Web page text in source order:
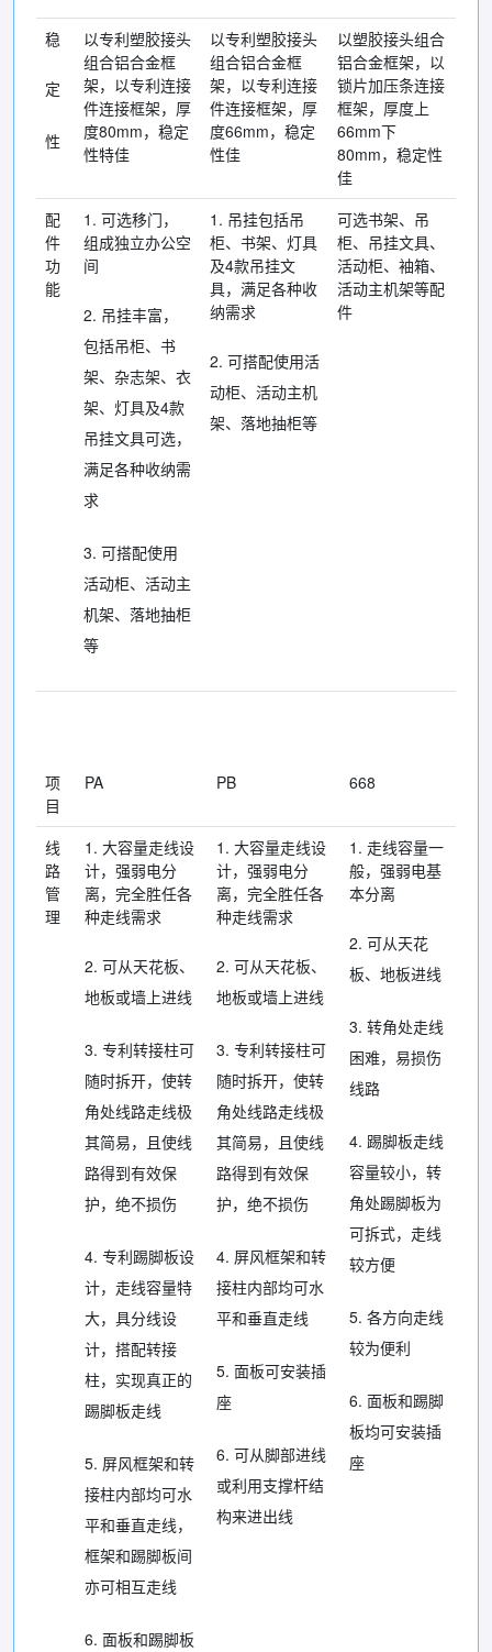
稳
定
性
以专利塑胶接头
组合铝合金框
架，以专利连接
件连接框架，厚
度80mm，稳定
性特佳
以专利塑胶接头
组合铝合金框
架，以专利连接
件连接框架，厚
度66mm，稳定
性佳
以塑胶接头组合
铝合金框架，以
锁片加压条连接
框架，厚度上
66mm下
80mm，稳定性
佳
配
件
功
能
1. 可选移门，
组成独立办公空
间
2. 吊挂丰富，
包括吊柜、书
架、杂志架、衣
架、灯具及4款
吊挂文具可选，
满足各种收纳需
求
3. 可搭配使用
活动柜、活动主
机架、落地抽柜
等
1. 吊挂包括吊
柜、书架、灯具
及4款吊挂文
具，满足各种收
纳需求
2. 可搭配使用活
动柜、活动主机
架、落地抽柜等
可选书架、吊
柜、吊挂文具、
活动柜、袖箱、
活动主机架等配
件
项
目
PA PB 668
线
路
管
理
1. 大容量走线设
计，强弱电分
离，完全胜任各
种走线需求
2. 可从天花板、
地板或墙上进线
3. 专利转接柱可
随时拆开，使转
角处线路走线极
其简易，且使线
路得到有效保
护，绝不损伤
4. 专利踢脚板设
计，走线容量特
大，具分线设
计，搭配转接
柱，实现真正的
踢脚板走线
5. 屏风框架和转
接柱内部均可水
平和垂直走线，
框架和踢脚板间
亦可相互走线
6. 面板和踢脚板
1. 大容量走线设
计，强弱电分
离，完全胜任各
种走线需求
2. 可从天花板、
地板或墙上进线
3. 专利转接柱可
随时拆开，使转
角处线路走线极
其简易，且使线
路得到有效保
护，绝不损伤
4. 屏风框架和转
接柱内部均可水
平和垂直走线
5. 面板可安装插
座
6. 可从脚部进线
或利用支撑杆结
构来进出线
1. 走线容量一
般，强弱电基
本分离
2. 可从天花
板、地板进线
3. 转角处走线
困难，易损伤
线路
4. 踢脚板走线
容量较小，转
角处踢脚板为
可拆式，走线
较方便
5. 各方向走线
较为便利
6. 面板和踢脚
板均可安装插
座